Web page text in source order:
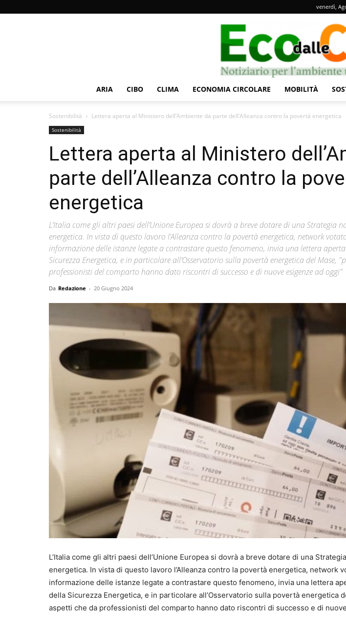
venerdì,
Città
ARIA CIBO CLIMA ECONOMIA CIRCOLARE MOBILITÀ
Sostenibilità Lettera aperta al Ministero dell’Ambiente da parte dell’Alleanza contro la povertà energetica
Sostenibilità
Lettera aperta al Ministero
parte dell’Alleanza contro la
energetica
L’Italia come gli altri paesi dell’Unione Europea si dovrà a breve dotare di una Strategia
energetica. In vista di questo lavoro l’Alleanza contro la povertà energetica, network
informazione delle istanze legate a contrastare questo fenomeno, invia una lettera
Sicurezza Energetica, e in particolare all’Osservatorio sulla povertà energetica del Mase,
professionisti del comparto hanno dato riscontri di successo e di nuove esigenze ad oggi"
Da Redazione - 20 Giugno 2024
L’Italia come gli altri paesi dell’Unione Europea si dovrà a breve dotare di una
energetica. In vista di questo lavoro l’Alleanza contro la povertà energetica, network
informazione delle istanze legate a contrastare questo fenomeno, invia una lettera
della Sicurezza Energetica, e in particolare all’Osservatorio sulla povertà energetica
aspetti che da professionisti del comparto hanno dato riscontri di successo e di